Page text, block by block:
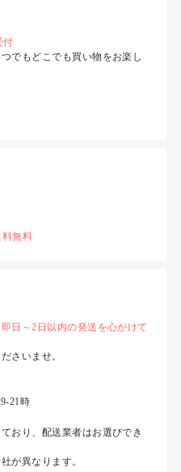
付
でもどこでも買い物をお楽し
料無料
日～2日以内の発送を心がけて
さいませ。
21時
おり、配送業者はお選びでき
が異なります。